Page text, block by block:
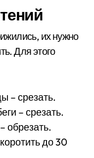
их нужно
Для этого
– срезать.
– срезать.
обрезать.
до 30